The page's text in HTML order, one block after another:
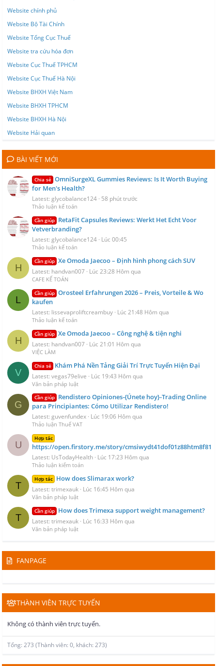
Website chính phủ
Website Bộ Tài Chính
Website Tổng Cục Thuế
Website tra cứu hóa đơn
Website Cục Thuế TPHCM
Website Cục Thuế Hà Nội
Website BHXH Việt Nam
Website BHXH TPHCM
Website BHXH Hà Nội
Website Hải quan
BÀI VIẾT MỚI
Chia sẻ OmniSurgeXL Gummies Reviews: Is It Worth Buying
for Men's Health?
Latest: glycobalance124 58 phút trước
Thảo luận kế toán
Cần giúp RetaFit Capsules Reviews: Werkt Het Echt Voor
Vetverbranding?
Latest: glycobalance124 Lúc 00:45
Thảo luận kế toán
H
Cần giúp Xe Omoda Jaecoo – Định hình phong cách SUV
Latest: handvan007 Lúc 23:28 Hôm qua
CAFE KẾ TOÁN
L
Cần giúp Orosteel Erfahrungen 2026 – Preis, Vorteile & Wo
kaufen
Latest: lissevaproliftcreambuy Lúc 21:48 Hôm qua
Thảo luận kế toán
H
Cần giúp Xe Omoda Jaecoo – Công nghệ & tiện nghi
Latest: handvan007 Lúc 21:01 Hôm qua
VIỆC LÀM
V
Chia sẻ Khám Phá Nền Tảng Giải Trí Trực Tuyến Hiện Đại
Latest: vegas79elive Lúc 19:43 Hôm qua
Văn bản pháp luật
G
Cần giúp Rendistero Opiniones-{Únete hoy}-Trading Online
para Principiantes: Cómo Utilizar Rendistero!
Latest: guvenfundex Lúc 19:06 Hôm qua
Thảo luận Thuế VAT
U
Hợp tác
https://open.firstory.me/story/cmsiwydt41dof01z88htm8f81
Latest: UsTodayHealth Lúc 17:23 Hôm qua
Thảo luận kiểm toán
T
Hợp tác How does Slimarax work?
Latest: trimexauk Lúc 16:45 Hôm qua
Văn bản pháp luật
T
Cần giúp How does Trimexa support weight management?
Latest: trimexauk Lúc 16:33 Hôm qua
Văn bản pháp luật
FANPAGE
THÀNH VIÊN TRỰC TUYẾN
Không có thành viên trực tuyến.
Tổng: 273 (Thành viên: 0, khách: 273)